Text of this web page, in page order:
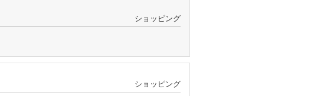
ショッピング
ショッピング